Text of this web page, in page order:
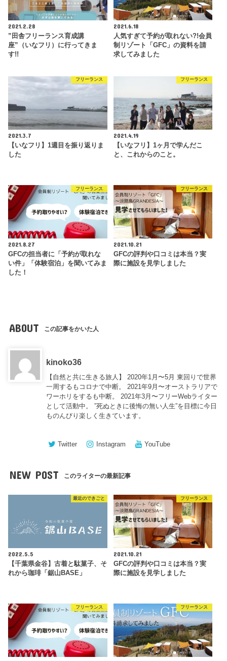
2021.2.28
”田舎フリーランス育成講
座”（いなフリ）に行ってきま
す!!
2021.6.18
人気すぎて予約が取れない?!会員
制リゾート「GFC」の資料を請
求してみました
フリーランス
2021.3.7
【いなフリ】1週目を振り返りま
した
フリーランス
2021.4.19
【いなフリ】1ヶ月で学んだこ
と、これからのこと。
フリーランス
2021.8.27
GFCの担当者に「予約が取れな
い件」「体験宿泊」を聞いてみま
した！
フリーランス
2021.10.21
GFCの評判や口コミは本当？実
際に施設を見学しました
ABOUT この記事をかいた人
kinoko36
【自然と共に生きる旅人】 2020年1月〜5月 東回りで世界
一周するもコロナで中断。 2021年9月〜オーストラリアで
ワーホリをするも中断。 2021年3月〜フリーWebライター
として活動中。 ”死ぬときに後悔の無い人生”を目標に今日
ものんびり楽しく生きています。
Twitter Instagram YouTube
NEW POST このライターの最新記事
最近のできごと
2022.5.5
【千葉県金谷】古着と駄菓子、そ
れから珈琲「鋸山BASE」
フリーランス
2021.10.21
GFCの評判や口コミは本当？実
際に施設を見学しました
フリーランス フリーランス